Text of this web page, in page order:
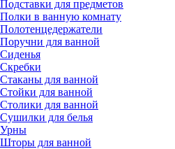
Подставки для предметов
Полки в ванную комнату
Полотенцедержатели
Поручни для ванной
Сиденья
Скребки
Стаканы для ванной
Стойки для ванной
Столики для ванной
Сушилки для белья
Урны
Шторы для ванной